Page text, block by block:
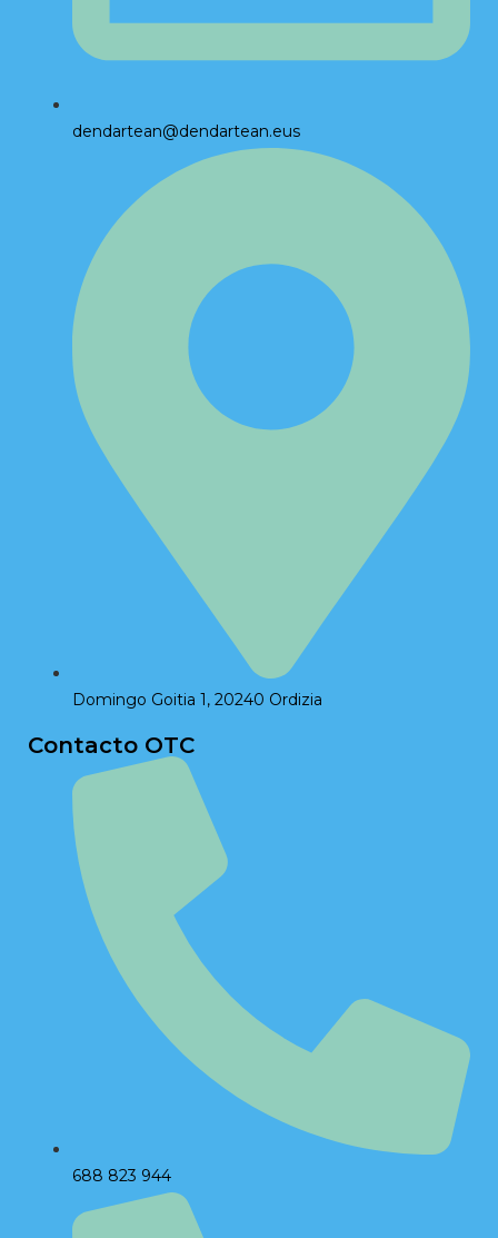
dendartean@dendartean.eus
Domingo Goitia 1, 20240 Ordizia
Contacto OTC
688 823 944